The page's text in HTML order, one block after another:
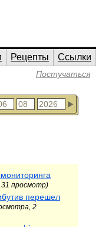
Рецепты
Ссылки
Постучаться
просмотр)
перешел
2